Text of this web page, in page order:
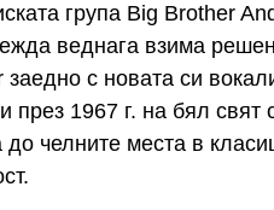
група Big Brother
веднага взима
с новата си
през 1967 г. на бял
челните места в